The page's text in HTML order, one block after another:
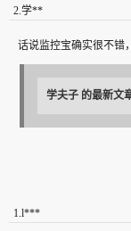
2 学**
话说监控宝确实很不错
学夫子 的最新文
1 l***